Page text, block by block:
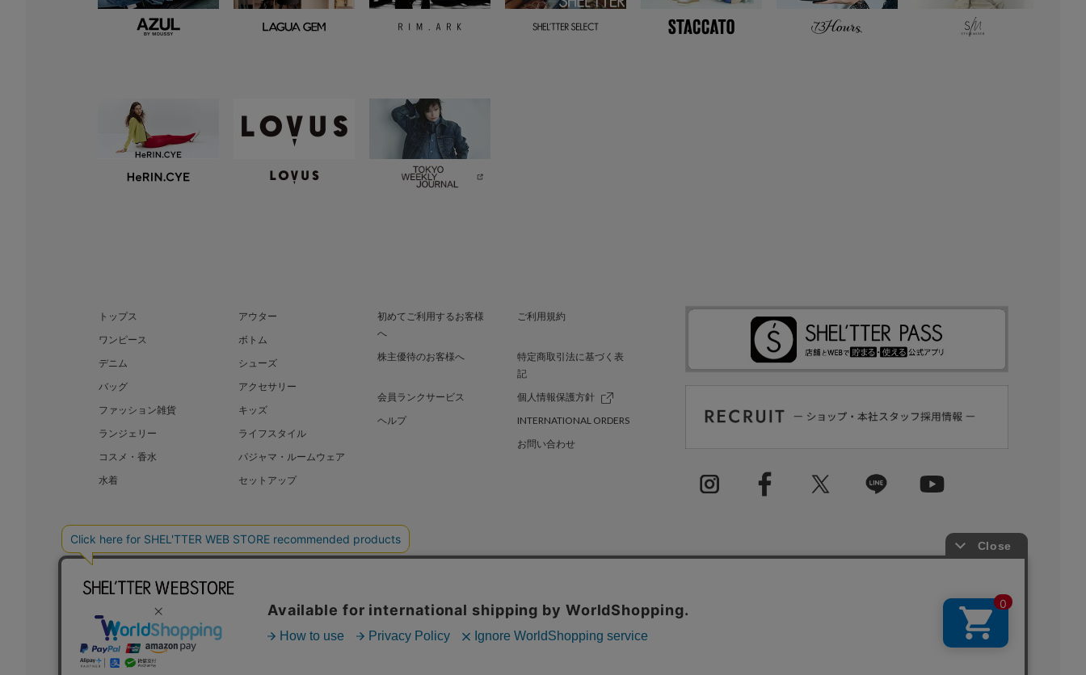
トップス
アウター
ワンピース
ボトム
デニム
シューズ
バッグ
アクセサリー
ファッション雑貨
キッズ
ランジェリー
ライフスタイル
コスメ・香水
パジャマ・ルームウェア
水着
セットアップ
初めてご利用するお客様
へ
ご利用規約
株主優待のお客様へ
特定商取引法に基づく表
記
会員ランクサービス
個人情報保護方針
ヘルプ
INTERNATIONAL ORDERS
お問い合わせ
BAROQUE JAPAN LIMITED SHEL’TTER GREEN 採用情報
COPYRIGHT © BAROQUE JAPAN LIMITED ALL RIGHTS RESERVED.